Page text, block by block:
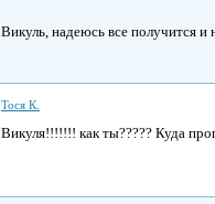
Викуль, надеюсь все получится и
Тоcя К.
Викуля!!!!!!! как ты????? Куда